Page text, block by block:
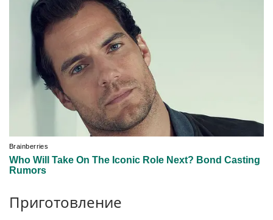
Приготовление